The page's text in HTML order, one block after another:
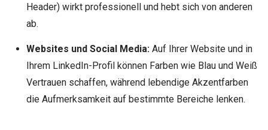
Header) wirkt professionell und hebt sich von anderen
ab.
Websites und Social Media:Auf Ihrer Website und in
Ihrem LinkedIn-Profil können Farben wie Blau und Weiß
Vertrauen schaffen, während lebendige Akzentfarben
die Aufmerksamkeit auf bestimmte Bereiche lenken.